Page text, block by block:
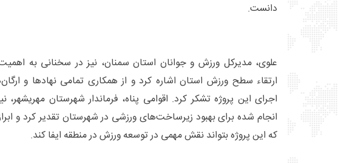
دانست.
علوی، مدیرکل ورزش و جوانان استان سمنان، نیز در سخنانی به
ارتقاء سطح ورزش استان اشاره کرد و از همکاری تمامی نهادها و
اجرای این پروژه تشکر کرد. اقوامی پناه، فرماندار شهرستان مهریشهر،
انجام شده برای بهبود زیرساخت‌های ورزشی در شهرستان تقدیر کرد و
که این پروژه بتواند نقش مهمی در توسعه ورزش در منطقه ایفا کند.